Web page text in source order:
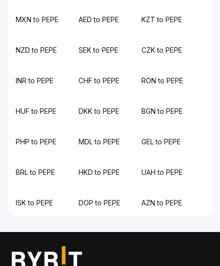
MXN to PEPE AED to PEPE KZT to PEPE
NZD to PEPE SEK to PEPE CZK to PEPE
INR to PEPE CHF to PEPE RON to PEPE
HUF to PEPE DKK to PEPE BGN to PEPE
PHP to PEPE MDL to PEPE GEL to PEPE
BRL to PEPE HKD to PEPE UAH to PEPE
ISK to PEPE DOP to PEPE AZN to PEPE